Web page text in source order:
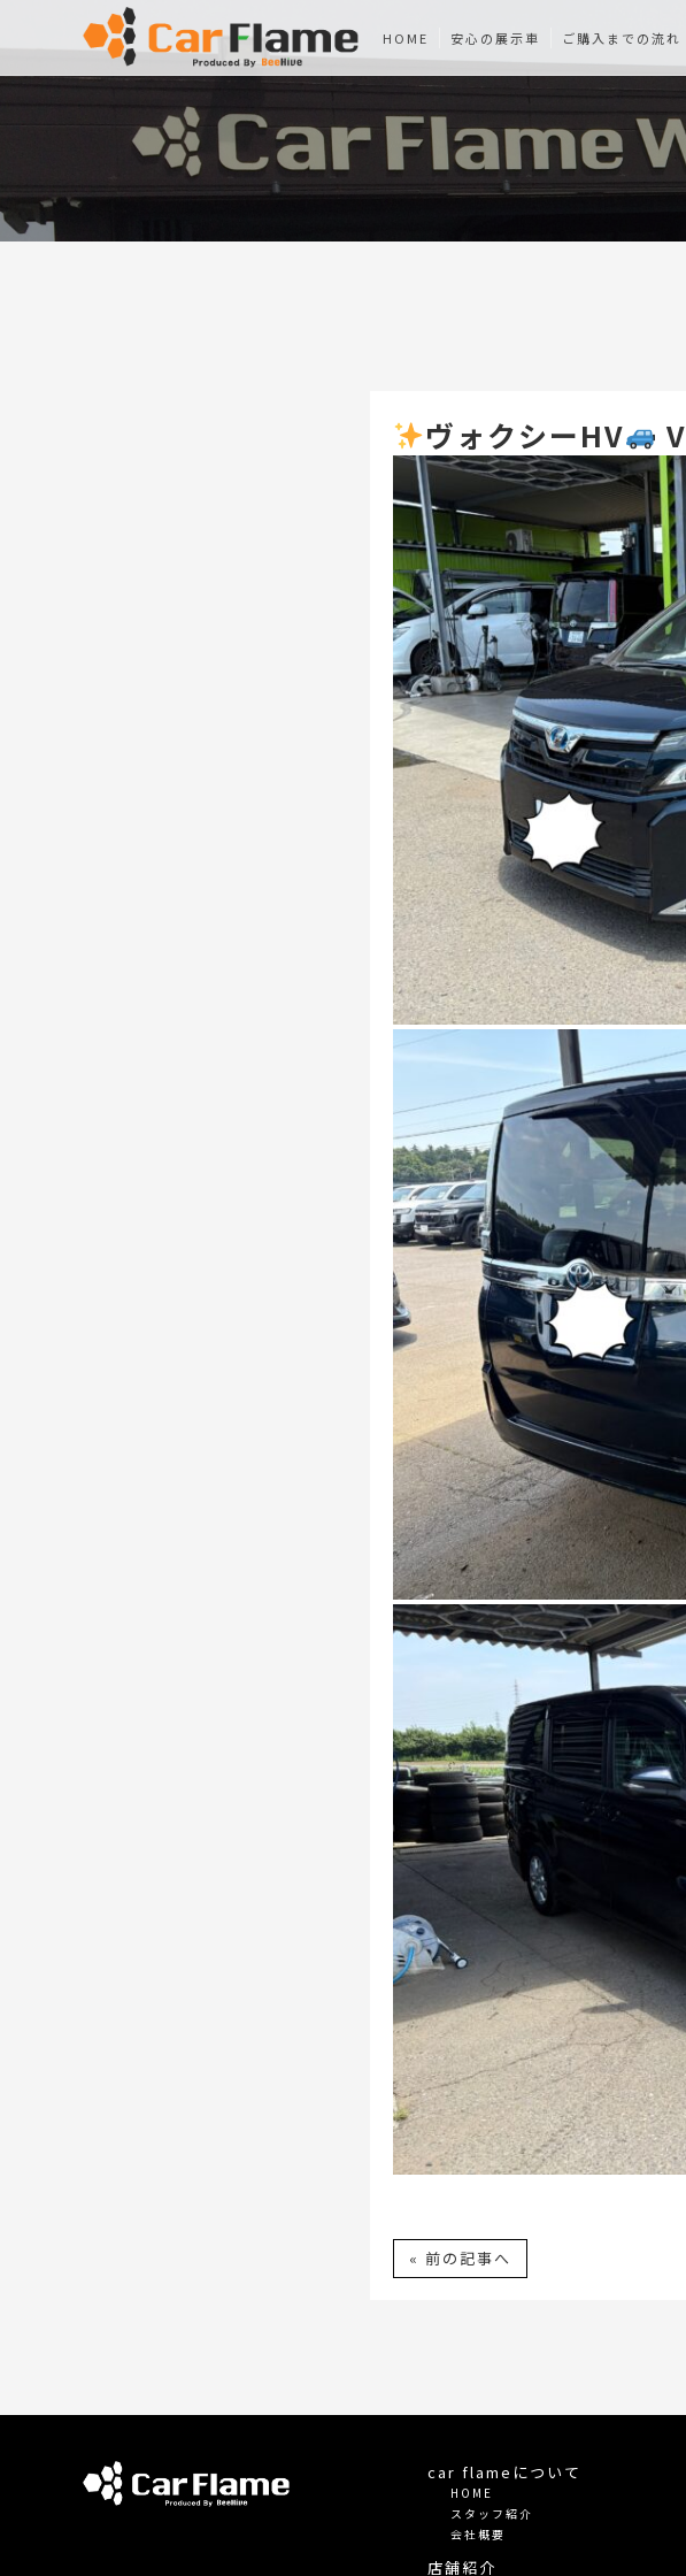
HOME 安心の展示車 ご購入までの流れ
ヴォクシーHV V
« 前の記事へ
car flameについて
HOME
スタッフ紹介
会社概要
店舗紹介